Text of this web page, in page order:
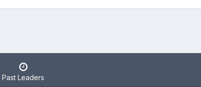
Past Leaders